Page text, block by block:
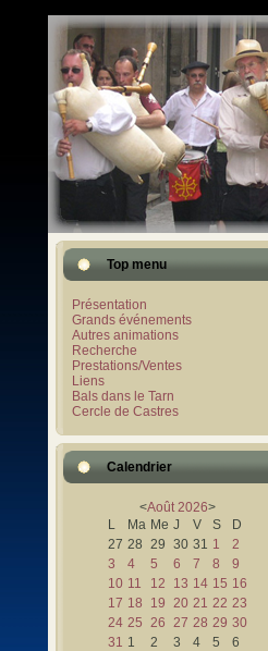
Top menu
Présentation
Grands événements
Autres animations
Recherche
Prestations/Ventes
Liens
Bals dans le Tarn
Cercle de Castres
Calendrier
<Août 2026>
L
Ma Me J V S
D
27 28 29 30 31 1
2
3
4 5 6 7 8
9
10 11 12 13 14 15 16
17 18 19 20 21 22 23
24 25 26 27 28 29 30
31 1 2 3 4 5 6